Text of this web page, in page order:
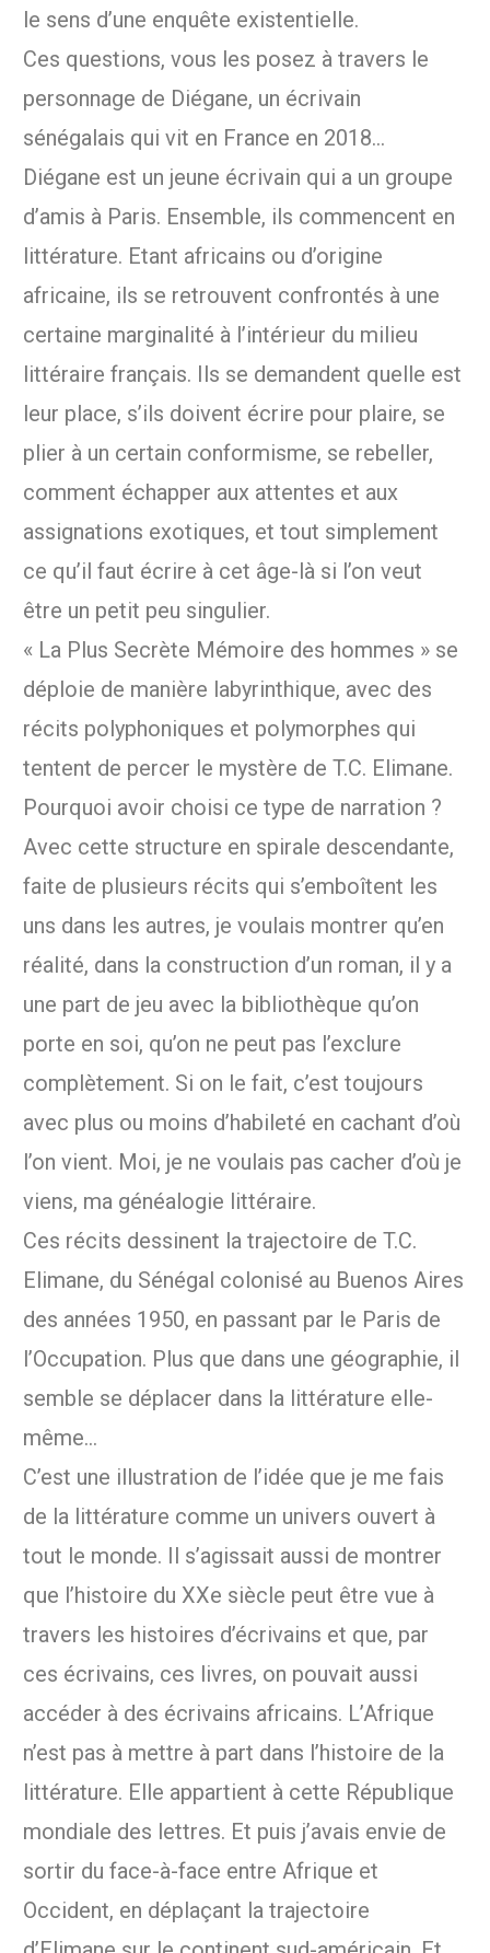
le sens d’une enquête existentielle.
Ces questions, vous les posez à travers le
personnage de Diégane, un écrivain
sénégalais qui vit en France en 2018…
Diégane est un jeune écrivain qui a un groupe
d’amis à Paris. Ensemble, ils commencent en
littérature. Etant africains ou d’origine
africaine, ils se retrouvent confrontés à une
certaine marginalité à l’intérieur du milieu
littéraire français. Ils se demandent quelle est
leur place, s’ils doivent écrire pour plaire, se
plier à un certain conformisme, se rebeller,
comment échapper aux attentes et aux
assignations exotiques, et tout simplement
ce qu’il faut écrire à cet âge-là si l’on veut
être un petit peu singulier.
« La Plus Secrète Mémoire des hommes » se
déploie de manière labyrinthique, avec des
récits polyphoniques et polymorphes qui
tentent de percer le mystère de T.C. Elimane.
Pourquoi avoir choisi ce type de narration ?
Avec cette structure en spirale descendante,
faite de plusieurs récits qui s’emboîtent les
uns dans les autres, je voulais montrer qu’en
réalité, dans la construction d’un roman, il y a
une part de jeu avec la bibliothèque qu’on
porte en soi, qu’on ne peut pas l’exclure
complètement. Si on le fait, c’est toujours
avec plus ou moins d’habileté en cachant d’où
l’on vient. Moi, je ne voulais pas cacher d’où je
viens, ma généalogie littéraire.
Ces récits dessinent la trajectoire de T.C.
Elimane, du Sénégal colonisé au Buenos Aires
des années 1950, en passant par le Paris de
l’Occupation. Plus que dans une géographie, il
semble se déplacer dans la littérature elle-
même…
C’est une illustration de l’idée que je me fais
de la littérature comme un univers ouvert à
tout le monde. Il s’agissait aussi de montrer
que l’histoire du XXe siècle peut être vue à
travers les histoires d’écrivains et que, par
ces écrivains, ces livres, on pouvait aussi
accéder à des écrivains africains. L’Afrique
n’est pas à mettre à part dans l’histoire de la
littérature. Elle appartient à cette République
mondiale des lettres. Et puis j’avais envie de
sortir du face-à-face entre Afrique et
Occident, en déplaçant la trajectoire